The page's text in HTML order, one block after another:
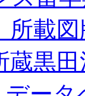
所載
蔵黒